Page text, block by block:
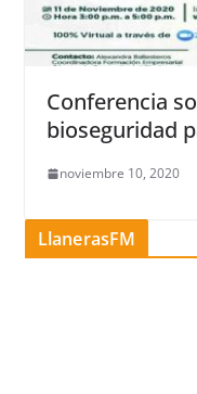
Conferencia
bioseguridad
noviembre 10, 2020
LlanerasFM